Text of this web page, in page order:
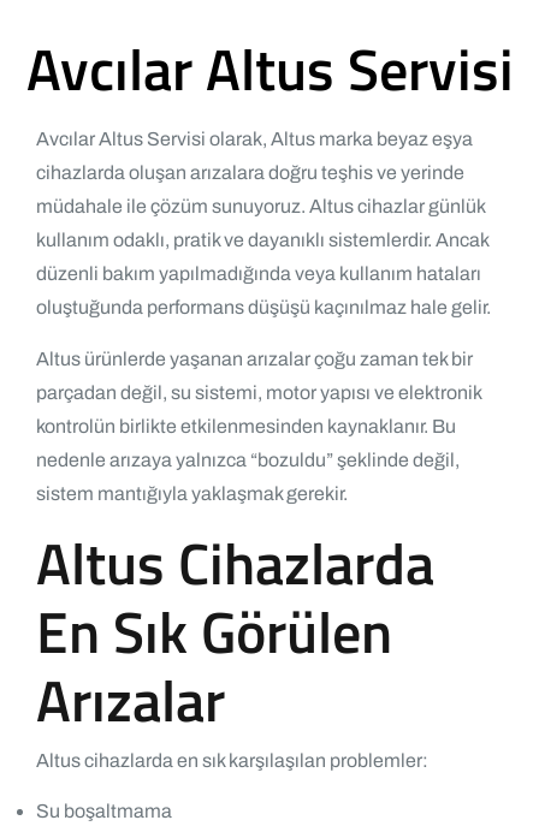
Avcılar Altus Servisi
Avcılar Altus Servisi olarak, Altus marka beyaz eşya
cihazlarda oluşan arızalara doğru teşhis ve yerinde
müdahale ile çözüm sunuyoruz. Altus cihazlar günlük
kullanım odaklı, pratik ve dayanıklı sistemlerdir. Ancak
düzenli bakım yapılmadığında veya kullanım hataları
oluştuğunda performans düşüşü kaçınılmaz hale gelir.
Altus ürünlerde yaşanan arızalar çoğu zaman tek bir
parçadan değil, su sistemi, motor yapısı ve elektronik
kontrolün birlikte etkilenmesinden kaynaklanır. Bu
nedenle arızaya yalnızca “bozuldu” şeklinde değil,
sistem mantığıyla yaklaşmak gerekir.
Altus Cihazlarda
En Sık Görülen
Arızalar
Altus cihazlarda en sık karşılaşılan problemler:
Su boşaltmama